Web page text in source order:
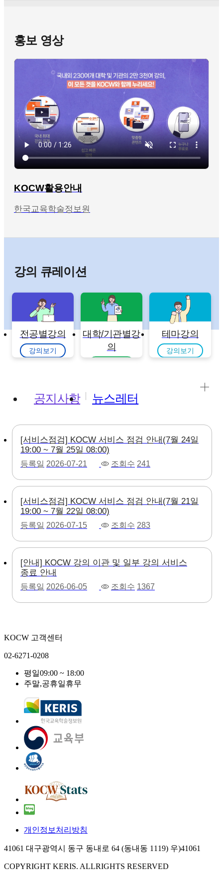
홍보 영상
KOCW활용안내
한국교육학술정보원
강의 큐레이션
전공별강의
강의보기
대학/기관별강
의
테마강의
강의보기
공지사항 뉴스레터
[서비스점검] KOCW 서비스 점검 안내(7월 24일
19:00 ~ 7월 25일 08:00)
등록일 2026-07-21 조회수 241
[서비스점검] KOCW 서비스 점검 안내(7월 21일
19:00 ~ 7월 22일 08:00)
등록일 2026-07-15 조회수 283
[안내] KOCW 강의 이관 및 일부 강의 서비스
종료 안내
등록일 2026-06-05 조회수 1367
KOCW 고객센터
02-6271-0208
평일09:00 ~ 18:00
주말,공휴일휴무
개인정보처리방침
41061 대구광역시 동구 동내로 64 (동내동 1119) 우)41061
COPYRIGHT KERIS. ALLRIGHTS RESERVED